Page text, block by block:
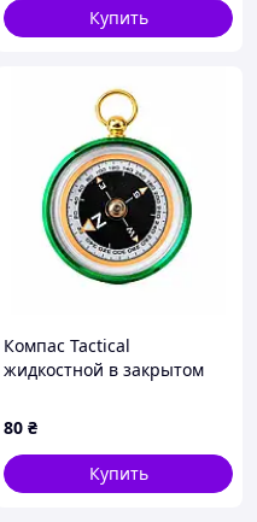
Купить
Компас Tactical
жидкостной в закрытом
мм
80 ₴
Купить